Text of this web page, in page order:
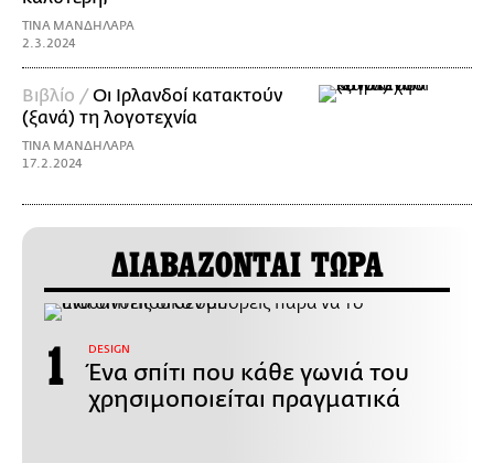
ΤΙΝΑ ΜΑΝΔΗΛΑΡΑ
2.3.2024
Βιβλίο /Οι Ιρλανδοί κατακτούν
(ξανά) τη λογοτεχνία
ΤΙΝΑ ΜΑΝΔΗΛΑΡΑ
17.2.2024
ΔΙΑΒΑΖΟΝΤΑΙ ΤΩΡΑ
DESIGN
Ένα σπίτι που κάθε γωνιά του
χρησιμοποιείται πραγματικά